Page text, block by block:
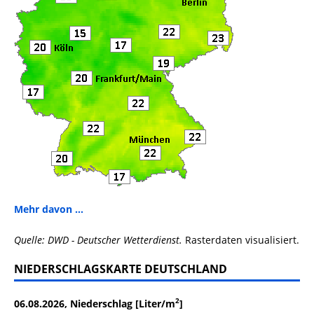
Mehr davon ...
Quelle: DWD - Deutscher Wetterdienst. Rasterdaten visualisiert.
NIEDERSCHLAGSKARTE DEUTSCHLAND
06.08.2026, Niederschlag [Liter/m2]